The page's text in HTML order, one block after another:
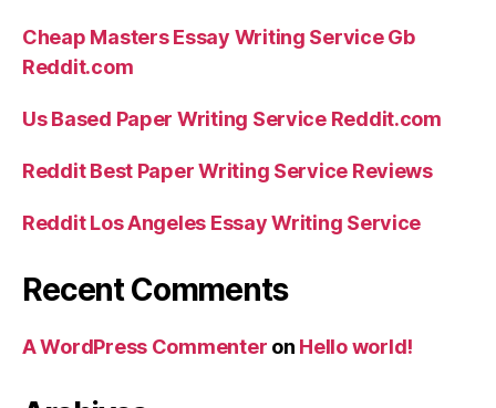
Cheap Masters Essay Writing Service Gb
Reddit.com
Us Based Paper Writing Service Reddit.com
Reddit Best Paper Writing Service Reviews
Reddit Los Angeles Essay Writing Service
Recent Comments
A WordPress Commenter on Hello world!